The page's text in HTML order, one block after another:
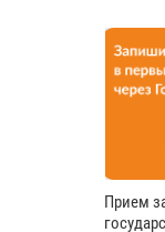
Прием